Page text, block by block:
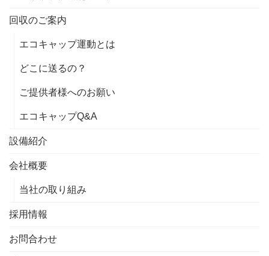
回収のご案内
エコキャップ運動とは
どこに送るの？
ご提供者様へのお願い
エコキャップQ&A
設備紹介
会社概要
当社の取り組み
採用情報
お問合わせ